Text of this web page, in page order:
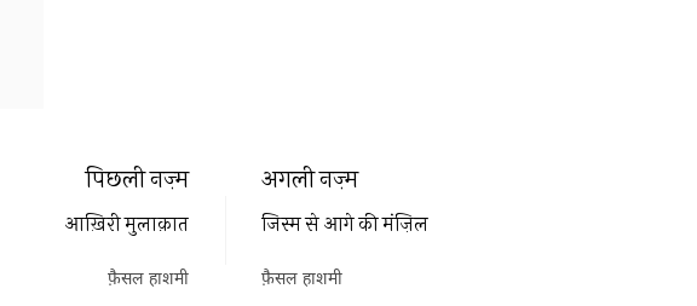
अगली नज़्म
जिस्म से आगे की मंज़िल
फ़ैसल हाशमी
पिछली नज़्म
आख़िरी मुलाक़ात
फ़ैसल हाशमी